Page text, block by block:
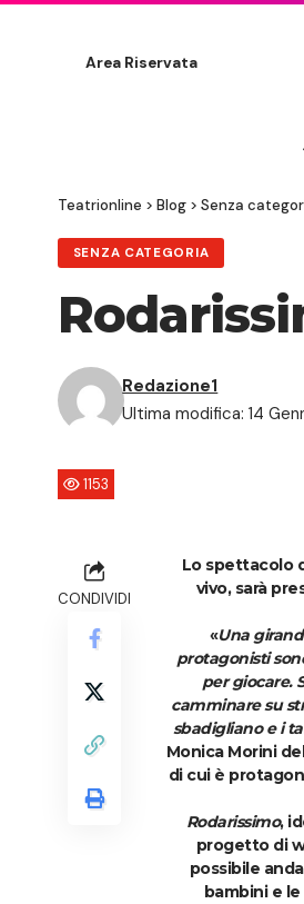
Area Riservata
Teatrionline > Blog > Senza
SENZA CATEGORIA
Ultima modifica: 14
Redazione1
1153
CONDIVIDI
Lo spettacolo
vivo, sarà
«Una
protagonisti
per giocare.
camminare su
sbadigliano e i
Monica Morini
di cui è
Rodarissimo,
progetto di
possibile
bambini e